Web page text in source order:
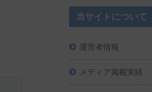
当サイトについて
運営者情報
メディア掲載実績